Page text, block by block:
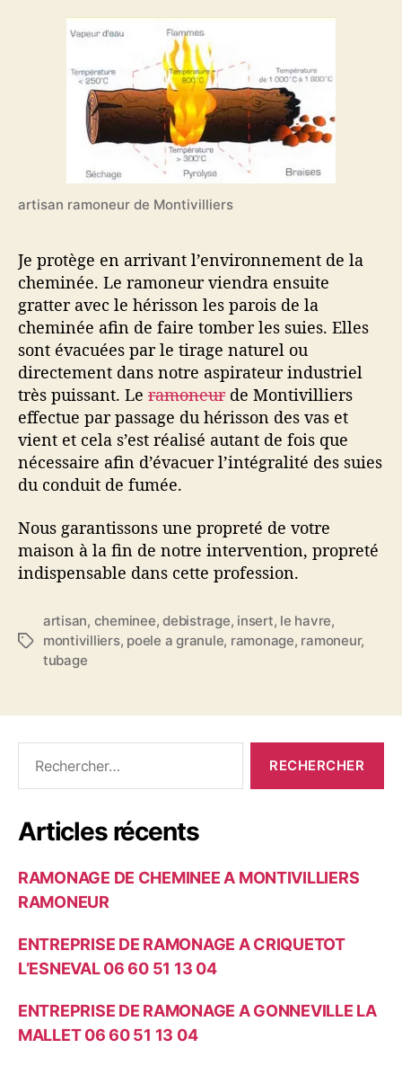
artisan ramoneur de Montivilliers
Je protège en arrivant l’environnement de la
cheminée. Le ramoneur viendra ensuite
gratter avec le hérisson les parois de la
cheminée afin de faire tomber les suies. Elles
sont évacuées par le tirage naturel ou
directement dans notre aspirateur industriel
très puissant. Le ramoneurde Montivilliers
effectue par passage du hérisson des vas et
vient et cela s’est réalisé autant de fois que
nécessaire afin d’évacuer l’intégralité des suies
du conduit de fumée.
Nous garantissons une propreté de votre
maison à la fin de notre intervention, propreté
indispensable dans cette profession.
É
u
e
artisan, cheminee,debistrage, insert, le havre,
montivilliers, poele a granule, ramonage, ramoneur,
tubage
c
h
Articles récents
RAMONAGE DE CHEMINEE A MONTIVILLIERS
RAMONEUR
ENTREPRISE DE RAMONAGE A CRIQUETOT
L’ESNEVAL 06 60 51 13 04
ENTREPRISE DE RAMONAGE A GONNEVILLE LA
MALLET 06 60 51 13 04